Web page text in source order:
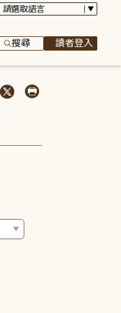
搜尋 讀者登入